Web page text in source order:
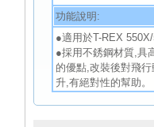
功能說明:
●適用於T-REX
●採用不銹鋼材質,具
的優點,改裝後對飛
升,有絕對性的幫助。